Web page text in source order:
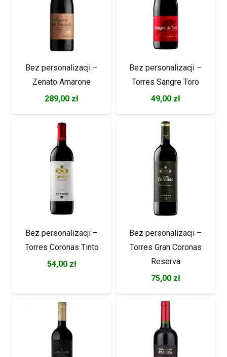
Bez personalizacji –
Zenato Amarone
289,00 zł
Bez personalizacji –
Torres Sangre Toro
49,00 zł
Bez personalizacji –
Torres Coronas Tinto
54,00 zł
Bez personalizacji –
Torres Gran Coronas
Reserva
75,00 zł